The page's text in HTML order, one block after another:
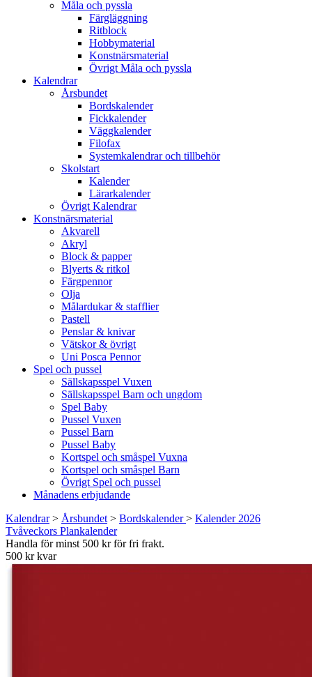
Måla och pyssla
Färgläggning
Ritblock
Hobbymaterial
Konstnärsmaterial
Övrigt Måla och pyssla
Kalendrar
Årsbundet
Bordskalender
Fickkalender
Väggkalender
Filofax
Systemkalendrar och tillbehör
Skolstart
Kalender
Lärarkalender
Övrigt Kalendrar
Konstnärsmaterial
Akvarell
Akryl
Block & papper
Blyerts & ritkol
Färgpennor
Olja
Målardukar & stafflier
Pastell
Penslar & knivar
Vätskor & övrigt
Uni Posca Pennor
Spel och pussel
Sällskapsspel Vuxen
Sällskapsspel Barn och ungdom
Spel Baby
Pussel Vuxen
Pussel Barn
Pussel Baby
Kortspel och småspel Vuxna
Kortspel och småspel Barn
Övrigt Spel och pussel
Månadens erbjudande
Kalendrar> Årsbundet > Bordskalender> Kalender 2026
Tvåveckors Plankalender
Handla för minst 500 kr för fri frakt.
500 kr kvar